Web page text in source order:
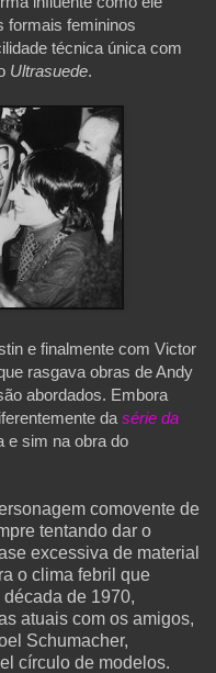
formais femininos
técnica única com
Ultrasuede.
e finalmente com Victor
rasgava obras de Andy
abordados. Embora
da série da
e sim na obra do
comovente de
tentando dar o
excessiva de material
o clima febril que
de 1970,
atuais com os amigos,
Schumacher,
círculo de modelos.